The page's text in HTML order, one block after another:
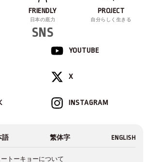
FRIENDLY
日本の底力
PROJECT
自分らしく生きる
SNS
YOUTUBE
X
INSTAGRAM
ートーキョーについて